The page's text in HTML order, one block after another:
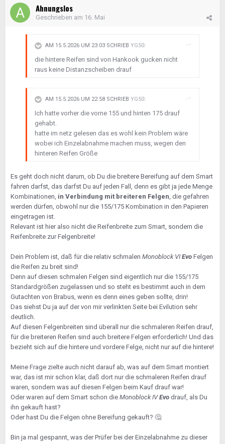
Ahnungslos
Geschrieben am 16. Mai
AM 15.5.2026 UM 23:03 SCHRIEB YG50:
die hintere Reifen sind von Hankook gucken nicht
raus keine Distanzscheiben drauf
AM 15.5.2026 UM 22:58 SCHRIEB YG50:
Ich hatte vorher die vorne 155 und hinten 175 drauf
gehabt.
hatte im netz gelesen das es wohl kein Problem wäre
wobei ich Einzelabnahme machen muss, wegen den
hinteren Reifen Größe
Es geht doch nicht darum, ob Du die breitere Bereifung auf dem Smart
fahren darfst, das darfst Du auf jeden Fall, denn es gibt ja jede Menge
Kombinationen, in Verbindung mit breiteren Felgen, die gefahren
werden dürfen, obwohl nur die 155/175 Kombination in den Papieren
eingetragen ist.
Relevant ist hier also nicht die Reifenbreite zum Smart, sondern die
Reifenbreite zur Felgenbreite!
Dein Problem ist, daß für die relativ schmalen Monoblock VIEvo Felgen
die Reifen zu breit sind!
Denn auf diesen schmalen Felgen sind eigentlich nur die 155/175
Standardgrößen zugelassen und so steht es bestimmt auch in dem
Gutachten von Brabus, wenn es denn eines geben sollte, drin!
Das siehst Du ja auf der von mir verlinkten Seite bei Evilution sehr
deutlich.
Auf diesen Felgenbreiten sind überall nur die schmaleren Reifen drauf,
für die breiteren Reifen sind auch breitere Felgen erforderlich! Und das
bezieht sich auf die hintere und vordere Felge, nicht nur auf die hintere!
Meine Frage zielte auch nicht darauf ab, was auf dem Smart montiert
war, das ist mir schon klar, daß dort nur die schmaleren Reifen drauf
waren, sondern was auf diesen Felgen beim Kauf drauf war!
Oder waren auf dem Smart schon die Monoblock IVEvo drauf, als Du
ihn gekauft hast?
Oder hast Du die Felgen ohne Bereifung gekauft? 🤔
Bin ja mal gespannt, was der Prüfer bei der Einzelabnahme zu dieser